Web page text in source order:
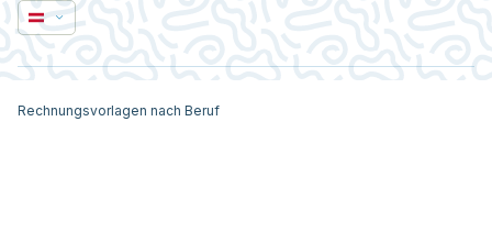
Rechnungsvorlagen nach Beruf